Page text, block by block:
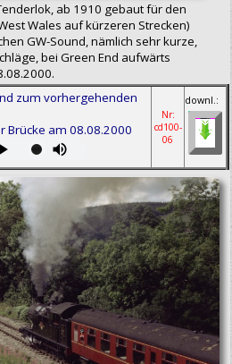
ab 1910 gebaut für den
Wales auf kürzeren Strecken)
GW-Sound, nämlich sehr kurze,
bei Green End aufwärts
zum vorhergehenden
Brücke am 08.08.2000
Nr:
cd100-
06
downl.: